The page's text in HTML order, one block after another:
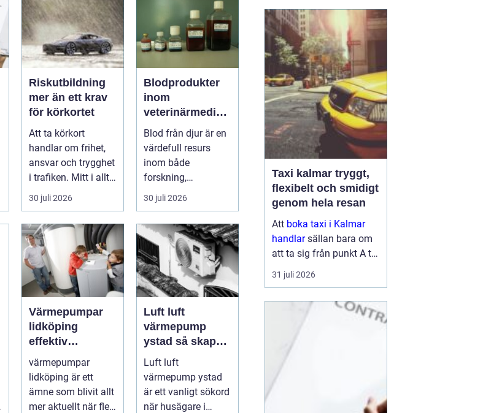
Riskutbildning
mer än ett krav
för körkortet
Att ta körkort
handlar om frihet,
ansvar och trygghet
i trafiken. Mitt i allt
detta finns
riskutbild...
30 juli 2026
Blodprodukter
inom
veterinärmedici
n funktion,
kvalitet och
användning
Blod från djur är en
värdefull resurs
inom både
forskning,
diagnostik och
veterinärmedicin.
När blod...
30 juli 2026
Värmepumpar
lidköping
effektiv
uppvärmning för
hus och
fastigheter
värmepumpar
lidköping är ett
ämne som blivit allt
mer aktuellt när fler
Luft luft
värmepump
ystad så skapar
du ett behagligt
inomhusklimat
Året om
Luft luft
värmepump ystad
är ett vanligt sökord
när husägare i
plats där de g&aum...
Taxi kalmar tryggt,
flexibelt och smidigt
genom hela resan
Att boka taxi i Kalmar
handlarsällan bara om
att ta sig från punkt A till
punkt B. För många är
resan en viktig del av
semestern. En pålitlig
taxiresa kan betyda att
31 juli 2026